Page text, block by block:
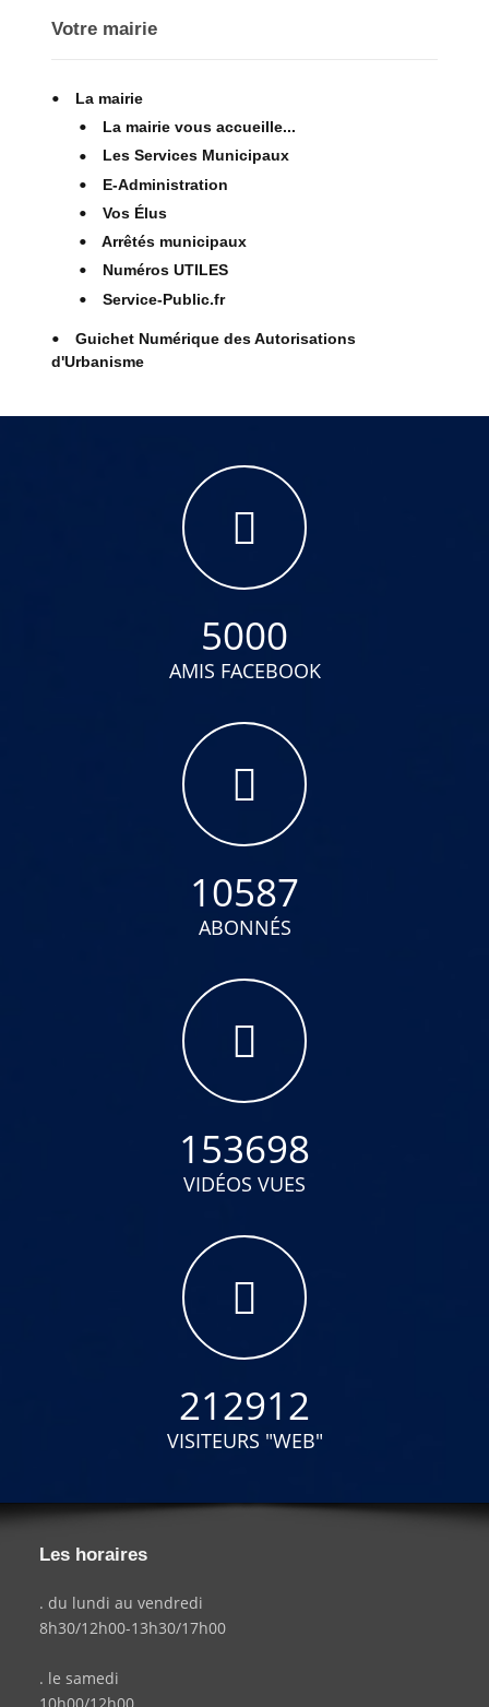
Votre mairie
La mairie
La mairie vous accueille...
Les Services Municipaux
E-Administration
Vos Élus
Arrêtés municipaux
Numéros UTILES
Service-Public.fr
Guichet Numérique des Autorisations
d'Urbanisme
5000
AMIS FACEBOOK
10587
ABONNÉS
153698
VIDÉOS VUES
212912
VISITEURS "WEB"
Les horaires
. du lundi au vendredi
8h30/12h00-13h30/17h00
. le samedi